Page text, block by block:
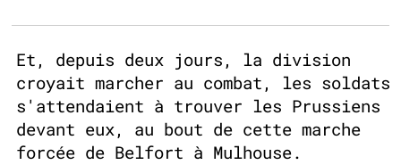
Et, depuis deux jours, la division
croyait marcher au combat, les soldats
s'attendaient à trouver les Prussiens
devant eux, au bout de cette marche
forcée de Belfort à Mulhouse.